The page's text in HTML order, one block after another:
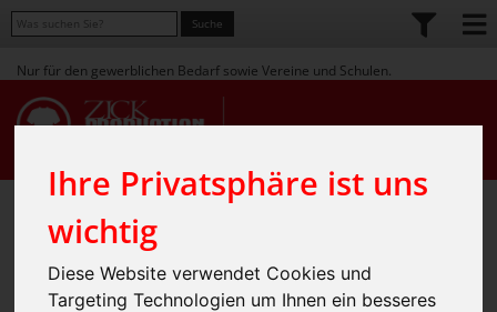
Ihre Privatsphäre ist uns
wichtig
Diese Website verwendet Cookies und
Targeting Technologien um Ihnen ein besseres
Nur für den gewerblichen Bedarf sowie Vereine und Schulen.
» Caps / Mützen
Pro-Style Ball Mark Golf Cap